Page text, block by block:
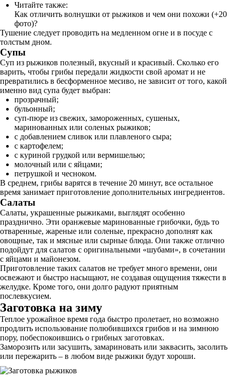
Читайте также:
Как отличить волнушки от рыжиков и чем они похожи (+20
фото)?
Тушение следует проводить на медленном огне и в посуде с
толстым дном.
Супы
Суп из рыжиков полезный, вкусный и красивый. Сколько его
варить, чтобы грибы передали жидкости свой аромат и не
превратились в бесформенное месиво, не зависит от того, какой
именно вид супа будет выбран:
прозрачный;
бульонный;
суп-пюре из свежих, замороженных, сушеных,
маринованных или соленых рыжиков;
с добавлением сливок или плавленого сыра;
с картофелем;
с куриной грудкой или вермишелью;
молочный или с яйцами;
петрушкой и чесноком.
В среднем, грибы варятся в течение 20 минут, все остальное
время занимает приготовление дополнительных ингредиентов.
Салаты
Салаты, украшенные рыжиками, выглядят особенно
празднично. Эти оранжевые маринованные грибочки, будь то
отваренные, жареные или соленые, прекрасно дополнят как
овощные, так и мясные или сырные блюда. Они также отлично
подойдут для салатов с оригинальными «шубами», в сочетании
с яйцами и майонезом.
Приготовление таких салатов не требует много времени, они
освежают и быстро насыщают, не создавая ощущения тяжести в
желудке. Кроме того, они долго радуют приятным
послевкусием.
Заготовка на зиму
Теплое урожайное время года быстро пролетает, но возможно
продлить использование полюбившихся грибов и на зимнюю
пору, побеспокоившись о грибных заготовках.
Заморозить или засушить, замариновать или заквасить, засолить
или пережарить – в любом виде рыжики будут хороши.